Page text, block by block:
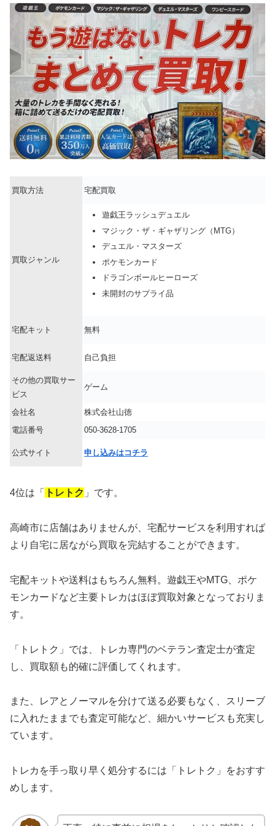
買取方法 宅配買取
買取ジャンル
遊戯王ラッシュデュエル
マジック・ザ・ギャザリング（MTG）
デュエル・マスターズ
ポケモンカード
ドラゴンボールヒーローズ
未開封のサプライ品
宅配キット 無料
宅配返送料 自己負担
その他の買取サー
ビス
ゲーム
会社名
株式会社山徳
電話番号
050-3628-1705
公式サイト 申し込みはコチラ
4位は「 トレトク 」です。
高崎市に店舗はありませんが、宅配サービスを利用すれば
より自宅に居ながら買取を完結することができます。
宅配キットや送料はもちろん無料。遊戯王やMTG、ポケ
モンカードなど主要トレカはほぼ買取対象となっておりま
す。
「トレトク」では、トレカ専門のベテラン査定士が査定
し、買取額も的確に評価してくれます。
また、レアとノーマルを分けて送る必要もなく、スリーブ
に入れたままでも査定可能など、細かいサービスも充実し
ています。
トレカを手っ取り早く処分するには「トレトク」をおすす
めします。